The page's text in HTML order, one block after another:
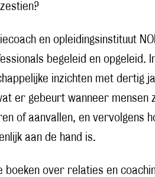
en opleidingsinstituut
begeleid en opgeleid.
inzichten met dertig
er gebeurt wanneer mensen
of aanvallen, en vervolgens
aan de hand is.
boeken over relaties en